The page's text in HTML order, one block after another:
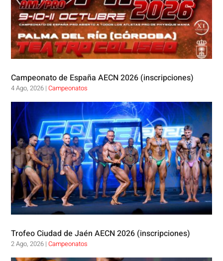
Campeonato de España AECN 2026 (inscripciones)
4 Ago, 2026 |Campeonatos
Trofeo Ciudad de Jaén AECN 2026 (inscripciones)
2 Ago, 2026 |Campeonatos